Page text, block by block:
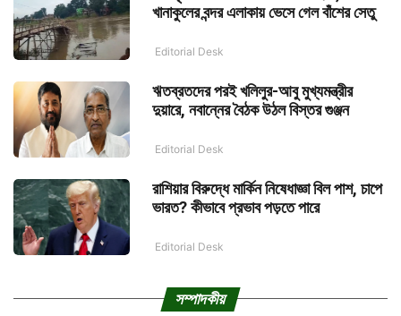
খানাকুলের বন্দর এলাকায় ভেসে গেল বাঁশের সেতু
Editorial Desk
ঋতব্রতদের পরই খলিলুর-আবু মুখ্যমন্ত্রীর
দুয়ারে, নবান্নের বৈঠক উঠল বিস্তর গুঞ্জন
Editorial Desk
রাশিয়ার বিরুদ্ধে মার্কিন নিষেধাজ্ঞা বিল পাশ, চাপে
ভারত? কীভাবে প্রভাব পড়তে পারে
Editorial Desk
সম্পাদকীয়